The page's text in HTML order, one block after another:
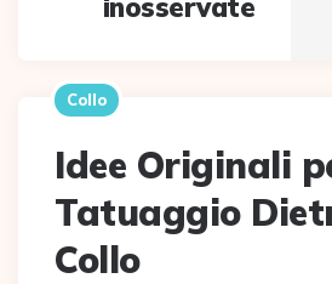
inosservate
Collo
Idee Originali
Tatuaggio
Collo